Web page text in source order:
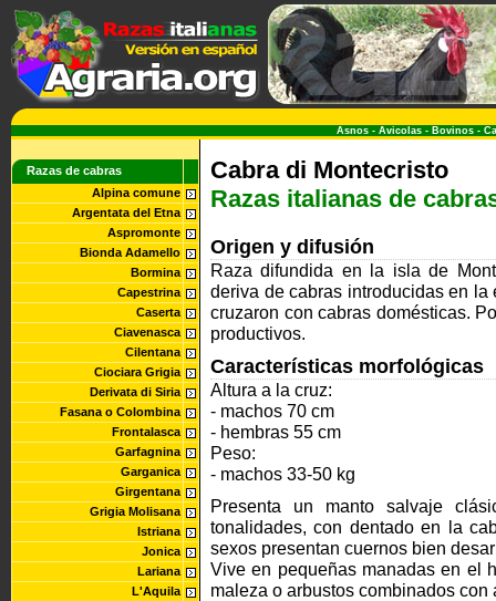
Asnos - Avicolas - Bovinos -
Razas de cabras
Alpina comune
Argentata del Etna
Aspromonte
Bionda Adamello
Bormina
Capestrina
Caserta
Ciavenasca
Cilentana
Ciociara Grigia
Derivata di Siria
Fasana o Colombina
Frontalasca
Garfagnina
Garganica
Girgentana
Grigia Molisana
Istriana
Jonica
Lariana
L'Aquila
Cabra di Montecristo
Razas italianas de
Origen y difusión
Raza difundida en la isla de
deriva de cabras introducidas en
cruzaron con cabras domésticas.
productivos.
Características morfológicas
Altura a la cruz:
- machos 70 cm
- hembras 55 cm
Peso:
- machos 33-50 kg
Presenta un manto salvaje
tonalidades, con dentado en la
sexos presentan cuernos bien
Vive en pequeñas manadas en el
maleza o arbustos combinados